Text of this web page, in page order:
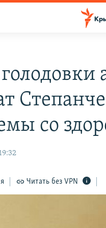
со
Читать без VPN